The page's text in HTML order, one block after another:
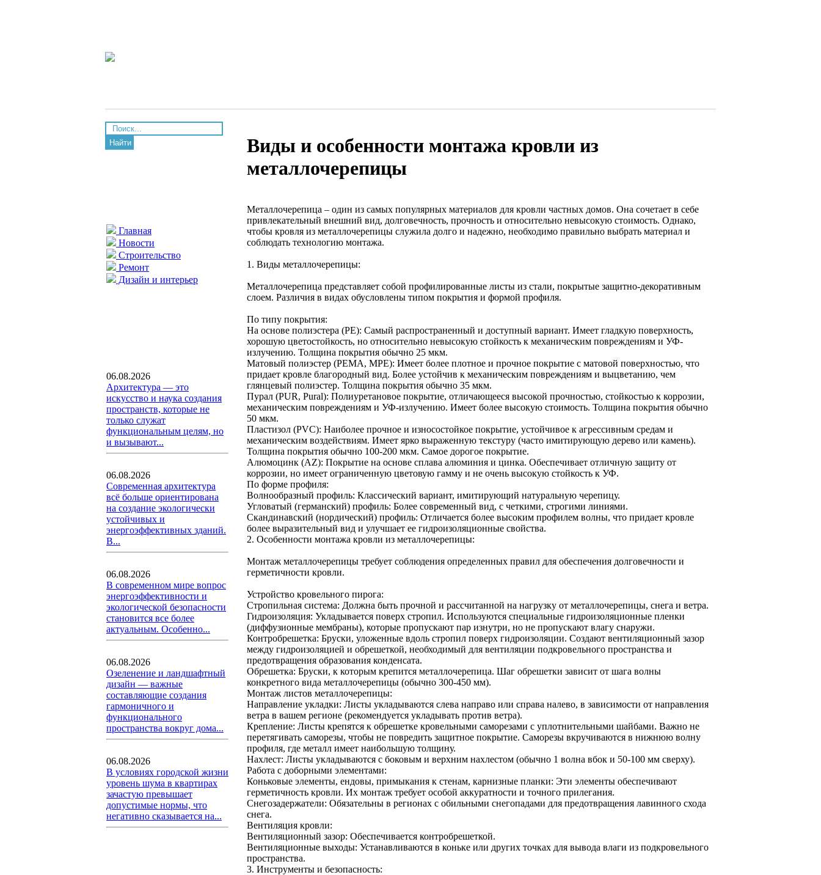
Найти
Главная
Новости
Строительство
Ремонт
Дизайн и интерьер
06.08.2026
Архитектура — это
искусство и наука создания
пространств, которые не
только служат
функциональным целям, но
и вызывают...
06.08.2026
Современная архитектура
всё больше ориентирована
на создание экологически
устойчивых и
энергоэффективных зданий.
В...
06.08.2026
В современном мире вопрос
энергоэффективности и
экологической безопасности
становится все более
актуальным. Особенно...
06.08.2026
Озеленение и ландшафтный
дизайн — важные
составляющие создания
гармоничного и
функционального
пространства вокруг дома...
06.08.2026
В условиях городской жизни
уровень шума в квартирах
зачастую превышает
допустимые нормы, что
негативно сказывается на...
Виды и особенности монтажа кровли из
металлочерепицы
Металлочерепица – один из самых популярных материалов для кровли частных домов. Она сочетает в себе
привлекательный внешний вид, долговечность, прочность и относительно невысокую стоимость. Однако,
чтобы кровля из металлочерепицы служила долго и надежно, необходимо правильно выбрать материал и
соблюдать технологию монтажа.
1. Виды металлочерепицы:
Металлочерепица представляет собой профилированные листы из стали, покрытые защитно-декоративным
слоем. Различия в видах обусловлены типом покрытия и формой профиля.
По типу покрытия:
На основе полиэстера (PE): Самый распространенный и доступный вариант. Имеет гладкую поверхность,
хорошую цветостойкость, но относительно невысокую стойкость к механическим повреждениям и УФ-
излучению. Толщина покрытия обычно 25 мкм.
Матовый полиэстер (PEMA, MPE): Имеет более плотное и прочное покрытие с матовой поверхностью, что
придает кровле благородный вид. Более устойчив к механическим повреждениям и выцветанию, чем
глянцевый полиэстер. Толщина покрытия обычно 35 мкм.
Пурал (PUR, Pural): Полиуретановое покрытие, отличающееся высокой прочностью, стойкостью к коррозии,
механическим повреждениям и УФ-излучению. Имеет более высокую стоимость. Толщина покрытия обычно
50 мкм.
Пластизол (PVC): Наиболее прочное и износостойкое покрытие, устойчивое к агрессивным средам и
механическим воздействиям. Имеет ярко выраженную текстуру (часто имитирующую дерево или камень).
Толщина покрытия обычно 100-200 мкм. Самое дорогое покрытие.
Алюмоцинк (AZ): Покрытие на основе сплава алюминия и цинка. Обеспечивает отличную защиту от
коррозии, но имеет ограниченную цветовую гамму и не очень высокую стойкость к УФ.
По форме профиля:
Волнообразный профиль: Классический вариант, имитирующий натуральную черепицу.
Угловатый (германский) профиль: Более современный вид, с четкими, строгими линиями.
Скандинавский (нордический) профиль: Отличается более высоким профилем волны, что придает кровле
более выразительный вид и улучшает ее гидроизоляционные свойства.
2. Особенности монтажа кровли из металлочерепицы:
Монтаж металлочерепицы требует соблюдения определенных правил для обеспечения долговечности и
герметичности кровли.
Устройство кровельного пирога:
Стропильная система: Должна быть прочной и рассчитанной на нагрузку от металлочерепицы, снега и ветра.
Гидроизоляция: Укладывается поверх стропил. Используются специальные гидроизоляционные пленки
(диффузионные мембраны), которые пропускают пар изнутри, но не пропускают влагу снаружи.
Контробрешетка: Бруски, уложенные вдоль стропил поверх гидроизоляции. Создают вентиляционный зазор
между гидроизоляцией и обрешеткой, необходимый для вентиляции подкровельного пространства и
предотвращения образования конденсата.
Обрешетка: Бруски, к которым крепится металлочерепица. Шаг обрешетки зависит от шага волны
конкретного вида металлочерепицы (обычно 300-450 мм).
Монтаж листов металлочерепицы:
Направление укладки: Листы укладываются слева направо или справа налево, в зависимости от направления
ветра в вашем регионе (рекомендуется укладывать против ветра).
Крепление: Листы крепятся к обрешетке кровельными саморезами с уплотнительными шайбами. Важно не
перетягивать саморезы, чтобы не повредить защитное покрытие. Саморезы вкручиваются в нижнюю волну
профиля, где металл имеет наибольшую толщину.
Нахлест: Листы укладываются с боковым и верхним нахлестом (обычно 1 волна вбок и 50-100 мм сверху).
Работа с доборными элементами:
Коньковые элементы, ендовы, примыкания к стенам, карнизные планки: Эти элементы обеспечивают
герметичность кровли. Их монтаж требует особой аккуратности и точного прилегания.
Снегозадержатели: Обязательны в регионах с обильными снегопадами для предотвращения лавинного схода
снега.
Вентиляция кровли:
Вентиляционный зазор: Обеспечивается контробрешеткой.
Вентиляционные выходы: Устанавливаются в коньке или других точках для вывода влаги из подкровельного
пространства.
3. Инструменты и безопасность: